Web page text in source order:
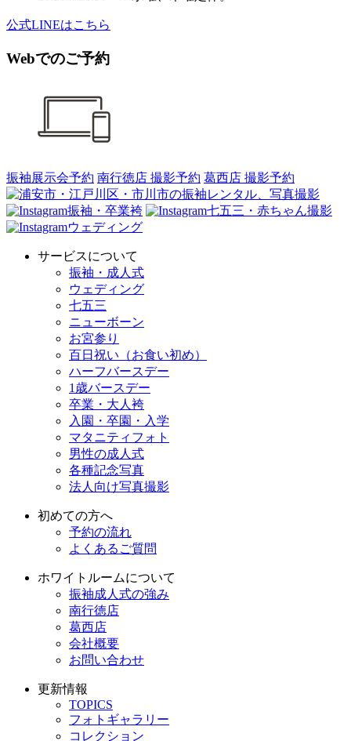
公式LINEはこちら
Webでのご予約
振袖展示会予約 南行徳店 撮影予約 葛西店 撮影予約
振袖・卒業袴
七五三・赤ちゃん撮影
ウェディング
サービスについて
振袖・成人式
ウェディング
七五三
ニューボーン
お宮参り
百日祝い（お食い初め）
ハーフバースデー
1歳バースデー
卒業・大人袴
入園・卒園・入学
マタニティフォト
男性の成人式
各種記念写真
法人向け写真撮影
初めての方へ
予約の流れ
よくあるご質問
ホワイトルームについて
振袖成人式の強み
南行徳店
葛西店
会社概要
お問い合わせ
更新情報
TOPICS
フォトギャラリー
コレクション